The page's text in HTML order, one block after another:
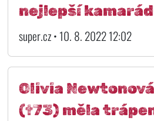
nejlepší
super.cz • 10. 8. 2022 12:02
Olivia
(†73) měla